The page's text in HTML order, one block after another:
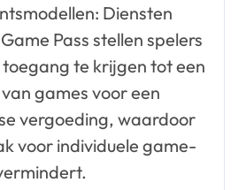
Diensten
Pass stellen spelers
te krijgen tot een
games voor een
vergoeding, waardoor
voor individuele game-